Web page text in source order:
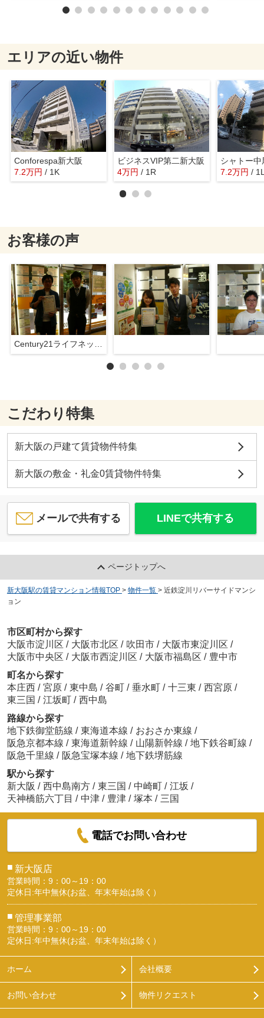
エリアの近い物件
Conforespa新大阪
7.2万円 / 1K
ビジネスVIP第二新大阪
4万円 / 1R
シャトー中
7.2万円 /
お客様の声
こだわり特集
新大阪の戸建て賃貸物件特集
新大阪の敷金・礼金0賃貸物件特集
メールで共有する LINEで共有する
ページトップへ
新大阪駅の賃貸マンション情報TOP > 物件一覧 > 近鉄淀川リバーサイドマンシ
ョン
市区町村から探す
大阪市淀川区 / 大阪市北区 / 吹田市 / 大阪市東淀川区 /
大阪市中央区 / 大阪市西淀川区 / 大阪市福島区 / 豊中市
町名から探す
本庄西 / 宮原 / 東中島 / 谷町 / 垂水町 / 十三東 / 西宮原 /
東三国 / 江坂町 / 西中島
路線から探す
地下鉄御堂筋線 / 東海道本線 / おおさか東線 /
阪急京都本線 / 東海道新幹線 / 山陽新幹線 / 地下鉄谷町線 /
阪急千里線 / 阪急宝塚本線 / 地下鉄堺筋線
駅から探す
新大阪 / 西中島南方 / 東三国 / 中崎町 / 江坂 /
天神橋筋六丁目 / 中津 / 豊津 / 塚本 / 三国
電話でお問い合わせ
■ 新大阪店
営業時間：9：00～19：00
定休日:年中無休(お盆、年末年始は除く）
■ 管理事業部
営業時間：9：00～19：00
定休日:年中無休(お盆、年末年始は除く）
ホーム 会社概要
お問い合わせ 物件リクエスト